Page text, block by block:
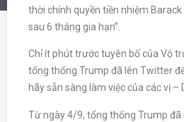
thời chính quyền tiền nhiệm
sau 6 tháng gia hạn”.
Chỉ ít phút trước tuyên bố của Vộ
tổng thống Trump đã lên Twitter
hãy sẵn sàng làm việc của các vị –
Từ ngày 4/9, tổng thống Trump đã